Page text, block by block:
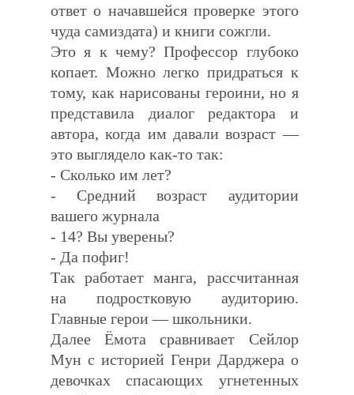
ответ о начавшейся проверке этого
чуда самиздата) и книги сожгли.
Это я к чему? Профессор глубоко
копает. Можно легко придраться к
тому, как нарисованы героини, но я
представила диалог редактора и
автора, когда им давали возраст —
это выглядело как-то так:
- Сколько им лет?
- Средний возраст аудитории
вашего журнала
- 14? Вы уверены?
- Да пофиг!
Так работает манга, рассчитанная
на подростковую аудиторию.
Главные герои — школьники.
Далее Ёмота сравнивает Сейлор
Мун с историей Генри Дарджера о
девочках спасающих угнетенных